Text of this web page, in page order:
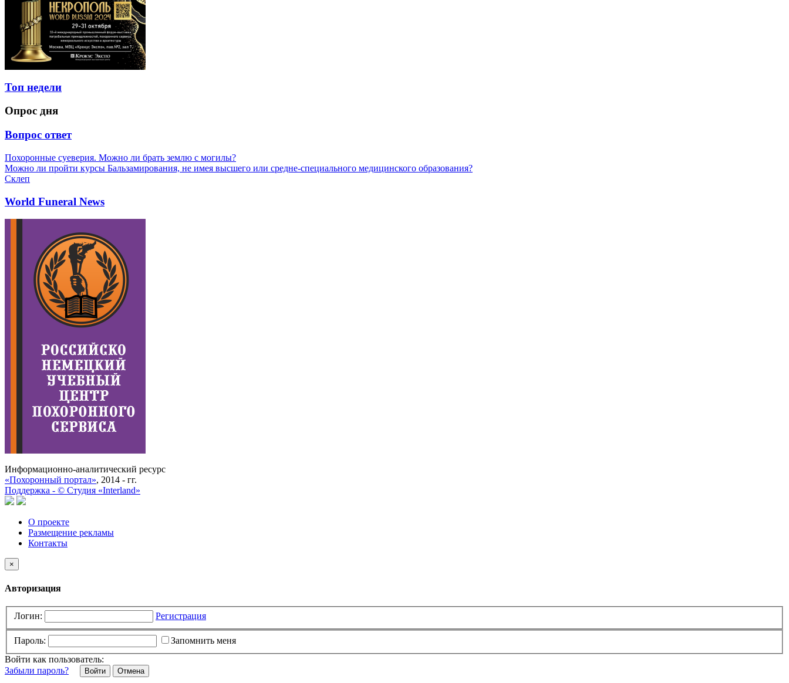
Топ недели
Опрос дня
Вопрос ответ
Похоронные суеверия. Можно ли брать землю с могилы?
Можно ли пройти курсы Бальзамирования, не имея высшего или средне-специального медицинского образования?
Склеп
World Funeral News
Информационно-аналитический ресурс
«Похоронный портал», 2014 - гг.
Поддержка - © Cтудия «Interland»
О проекте
Размещение рекламы
Контакты
×
Авторизация
Логин: Регистрация
Пароль:
Запомнить меня
Войти как пользователь:
Забыли пароль?
Отмена